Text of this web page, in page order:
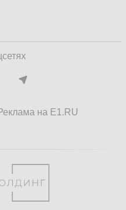
на E1.RU